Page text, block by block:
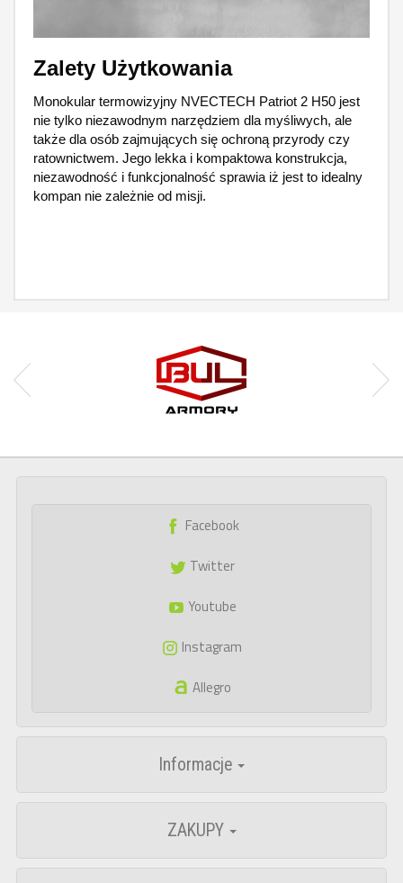
Zalety Użytkowania
Monokular termowizyjny NVECTECH Patriot 2 H50 jest
nie tylko niezawodnym narzędziem dla myśliwych, ale
także dla osób zajmujących się ochroną przyrody czy
ratownictwem. Jego lekka i kompaktowa konstrukcja,
niezawodność i funkcjonalność sprawia iż jest to idealny
kompan nie zależnie od misji.
Facebook
Twitter
Youtube
Instagram
Allegro
Informacje
ZAKUPY